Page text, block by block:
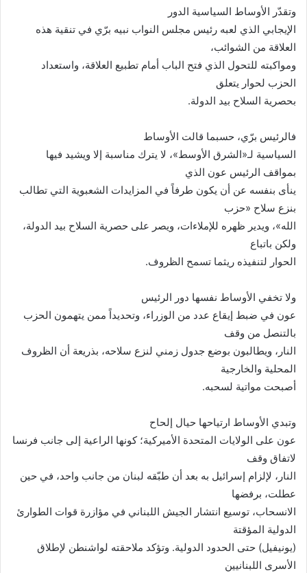
وتقدّر الأوساط السياسية الدور
الإيجابي الذي لعبه رئيس مجلس النواب نبيه برّي في تنقية هذه
العلاقة من الشوائب،
ومواكبته للتحول الذي فتح الباب أمام تطبيع العلاقة، واستعداد
الحزب لحوار يتعلق
بحصرية السلاح بيد الدولة.
فالرئيس برّي، حسبما قالت الأوساط
السياسية لـ«الشرق الأوسط»، لا يترك مناسبة إلا ويشيد فيها
بمواقف الرئيس عون الذي
ينأى بنفسه عن أن يكون طرفاً في المزايدات الشعبوية التي تطالب
بنزع سلاح «حزب
الله»، ويدير ظهره للإملاءات، ويصر على حصرية السلاح بيد الدولة،
ولكن باتباع
الحوار لتنفيذه ريثما تسمح الظروف.
ولا تخفي الأوساط نفسها دور الرئيس
عون في ضبط إيقاع عدد من الوزراء، وتحديداً ممن يتهمون الحزب
بالتنصل من وقف
النار، ويطالبون بوضع جدول زمني لنزع سلاحه، بذريعة أن الظروف
المحلية والخارجية
أصبحت مواتية لسحبه.
وتبدي الأوساط ارتياحها حيال إلحاح
عون على الولايات المتحدة الأميركية؛ كونها الراعية إلى جانب فرنسا
لاتفاق وقف
النار، لإلزام إسرائيل به بعد أن طبّقه لبنان من جانب واحد، في حين
عطلت، برفضها
الانسحاب، توسيع انتشار الجيش اللبناني في مؤازرة قوات الطوارئ
الدولية المؤقتة
(يونيفيل) حتى الحدود الدولية. وتؤكد ملاحقته لواشنطن لإطلاق
الأسرى اللبنانيين